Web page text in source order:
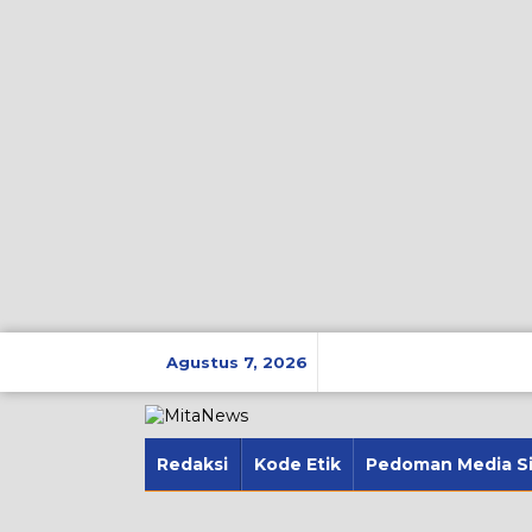
Agustus 7, 2026
Redaksi Kode Etik Pedoman Media